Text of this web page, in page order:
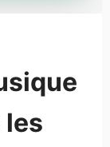
les